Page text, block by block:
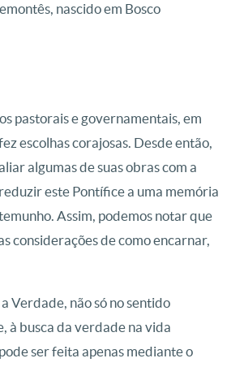
nascido em Bosco
pastorais e governamentais, em
escolhas corajosas. Desde então,
algumas de suas obras com a
este Pontífice a uma memória
Assim, podemos notar que
considerações de como encarnar,
Verdade, não só no sentido
à busca da verdade na vida
ser feita apenas mediante o